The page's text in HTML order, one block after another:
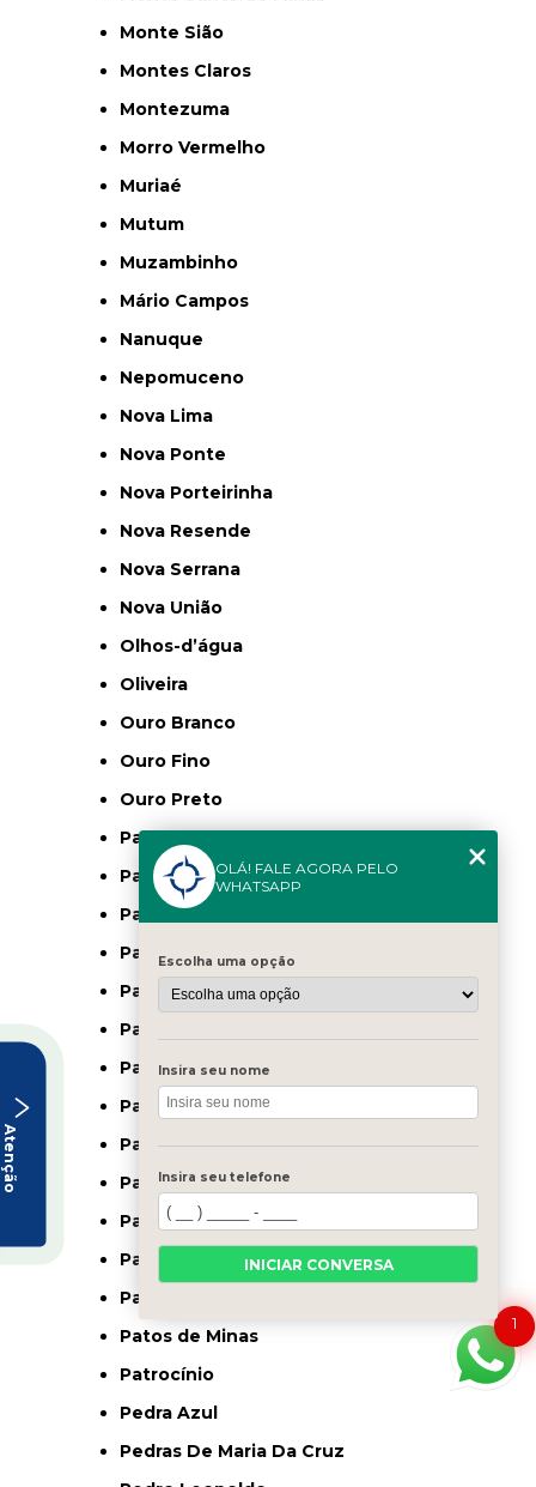
Monte Sião
Montes Claros
Montezuma
Morro Vermelho
Muriaé
Mutum
Muzambinho
Mário Campos
Nanuque
Nepomuceno
Nova Lima
Nova Ponte
Nova Porteirinha
Nova Resende
Nova Serrana
Nova União
Olhos-d’água
Oliveira
Ouro Branco
Ouro Fino
Ouro Preto
Padre Carvalho
Padre Eustaquio
Padre Paraíso
Paineiras
Pampulha
Paracatu
Paraguaçú
Paraisópolis
Paraopeba
Pará de Minas
Passa Quatro
Passos
Patos De Minas
Patos de Minas
Patrocínio
Pedra Azul
Pedras De Maria Da Cruz
Atenção
1
OLÁ! FALE AGORA PELO
WHATSAPP
Escolha uma opção
Insira seu nome
Insira seu telefone
INICIAR CONVERSA